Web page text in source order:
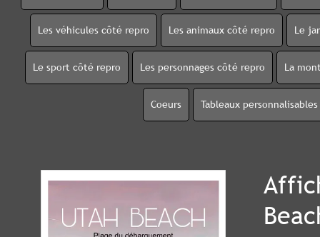
Les véhicules côté repro Les animaux côté repro Le
Le sport côté repro Les personnages côté repro La
Coeurs Tableaux personnalisables